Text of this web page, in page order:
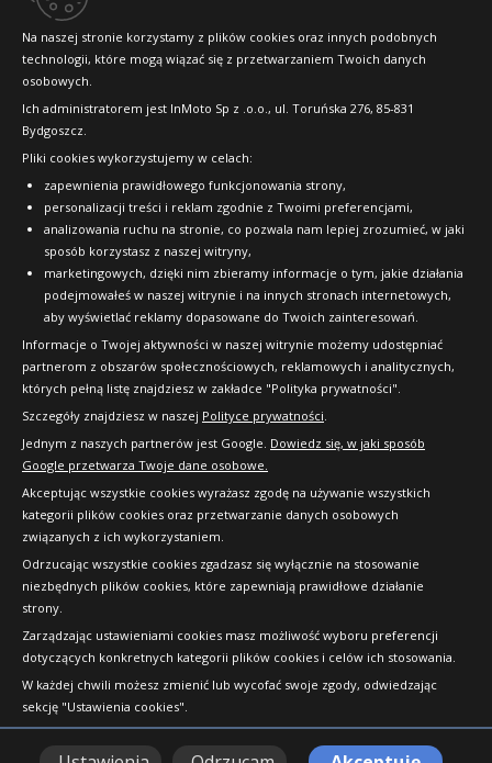
Na naszej stronie korzystamy z plików cookies oraz innych podobnych
technologii, które mogą wiązać się z przetwarzaniem Twoich danych
osobowych.
Ich administratorem jest InMoto Sp z .o.o., ul. Toruńska 276, 85-831
Bydgoszcz.
Pliki cookies wykorzystujemy w celach:
zapewnienia prawidłowego funkcjonowania strony,
personalizacji treści i reklam zgodnie z Twoimi preferencjami,
analizowania ruchu na stronie, co pozwala nam lepiej zrozumieć, w jaki
sposób korzystasz z naszej witryny,
marketingowych, dzięki nim zbieramy informacje o tym, jakie działania
podejmowałeś w naszej witrynie i na innych stronach internetowych,
aby wyświetlać reklamy dopasowane do Twoich zainteresowań.
Informacje o Twojej aktywności w naszej witrynie możemy udostępniać
partnerom z obszarów społecznościowych, reklamowych i analitycznych,
których pełną listę znajdziesz w zakładce "Polityka prywatności".
Szczegóły znajdziesz w naszej Polityce prywatności.
Jednym z naszych partnerów jest Google. Dowiedz się, w jaki sposób
Google przetwarza Twoje dane osobowe.
Akceptując wszystkie cookies wyrażasz zgodę na używanie wszystkich
kategorii plików cookies oraz przetwarzanie danych osobowych
związanych z ich wykorzystaniem.
Odrzucając wszystkie cookies zgadzasz się wyłącznie na stosowanie
niezbędnych plików cookies, które zapewniają prawidłowe działanie
strony.
Zarządzając ustawieniami cookies masz możliwość wyboru preferencji
dotyczących konkretnych kategorii plików cookies i celów ich stosowania.
W każdej chwili możesz zmienić lub wycofać swoje zgody, odwiedzając
sekcję "Ustawienia cookies".
Raty
FAQ
OFICJALNY PARTNER
Copyright © 2010-2026 24opony.pl. Wszelkie
prawa zastrzeżone.